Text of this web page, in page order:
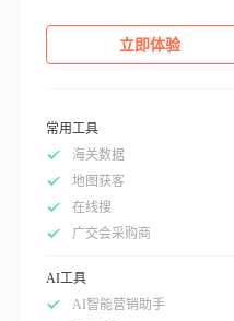
立即体验
常用工具
海关数据
地图获客
在线搜
广交会采购商
AI工具
AI智能营销助手